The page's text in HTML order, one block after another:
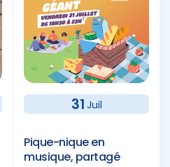
31 Juil
Pique-nique en
musique, partagé